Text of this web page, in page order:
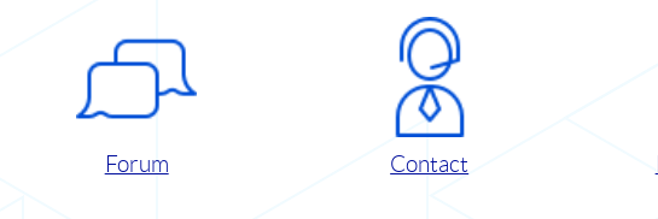
Forum Contact